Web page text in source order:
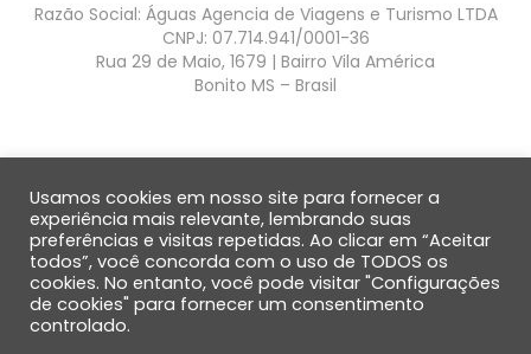
Razão Social: Águas Agencia de Viagens e Turismo LTDA
CNPJ: 07.714.941/0001-36
Rua 29 de Maio, 1679 | Bairro Vila América
Bonito MS – Brasil
QUEM SOMOS SOBRE BONITO DÚVIDAS FREQUENTES
DEPOIMENTOS
ENVIAR DEPOIMENTO
Usamos cookies em nosso site para fornecer a
experiência mais relevante, lembrando suas
preferências e visitas repetidas. Ao clicar em “Aceitar
todos”, você concorda com o uso de TODOS os
cookies. No entanto, você pode visitar "Configurações
de cookies" para fornecer um consentimento
controlado.